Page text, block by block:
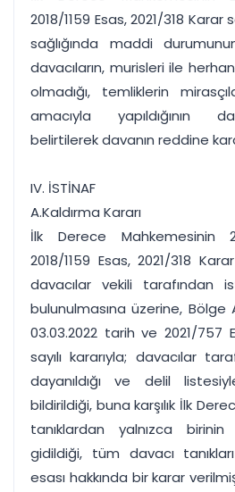
2018/1159 Esas, 2021/318 Karar
sağlığında maddi
davacıların, murisleri ile
olmadığı, temliklerin
amacıyla yapıldığının
belirtilerek davanın reddine
IV. İSTİNAF
A.Kaldırma Kararı
İlk Derece Mahkemesinin
2018/1159 Esas, 2021/318
davacılar vekili tarafından
bulunulmasına üzerine, Bölge
03.03.2022 tarih ve 2021/757
sayılı kararıyla; davacılar
dayanıldığı ve delil
bildirildiği, buna karşılık İlk
tanıklardan yalnızca
gidildiği, tüm davacı
esası hakkında bir karar